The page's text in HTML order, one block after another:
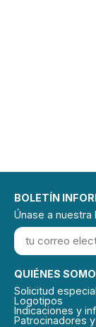
QUIÉNES
Solicitud especial
Logotipos
Indicaciones y
Patrocinadores
BOLETÍN
Únase a